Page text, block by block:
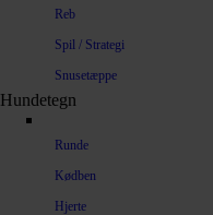
Reb
Spil / Strategi
Snusetæppe
Hundetegn
Runde
Kødben
Hjerte